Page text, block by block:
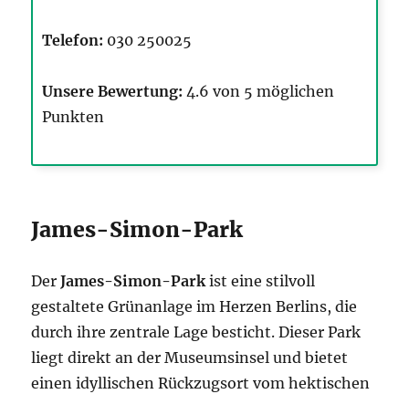
Telefon: 030 250025
Unsere Bewertung: 4.6 von 5 möglichen
Punkten
James-Simon-Park
DerJames-Simon-Parkist eine stilvoll
gestaltete Grünanlage im Herzen Berlins, die
durch ihre zentrale Lage besticht. Dieser Park
liegt direkt an der Museumsinsel und bietet
einen idyllischen Rückzugsort vom hektischen